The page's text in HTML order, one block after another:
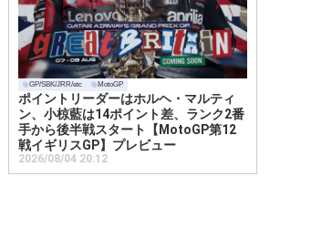
GP/SBK/JRR/etc MotoGP
ポイントリーダーはホルヘ・マルティ
ン、小椋藍は14ポイント差、ランク2番
手から後半戦スタート【MotoGP第12
戦イギリスGP】プレビュー
2026/08/04 20:12